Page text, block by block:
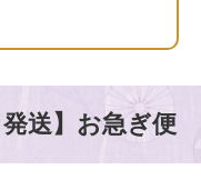
送】お急ぎ便